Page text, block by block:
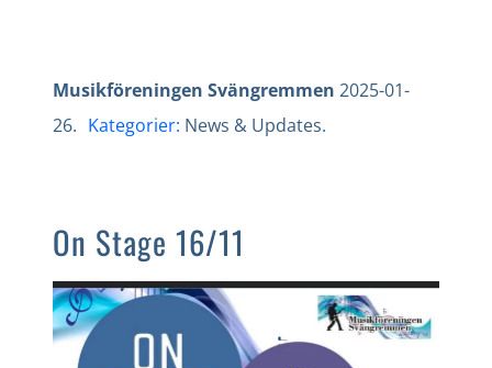
Musikföreningen Svängremmen 2025-01-
26. Kategorier: News & Updates.
On Stage 16/11